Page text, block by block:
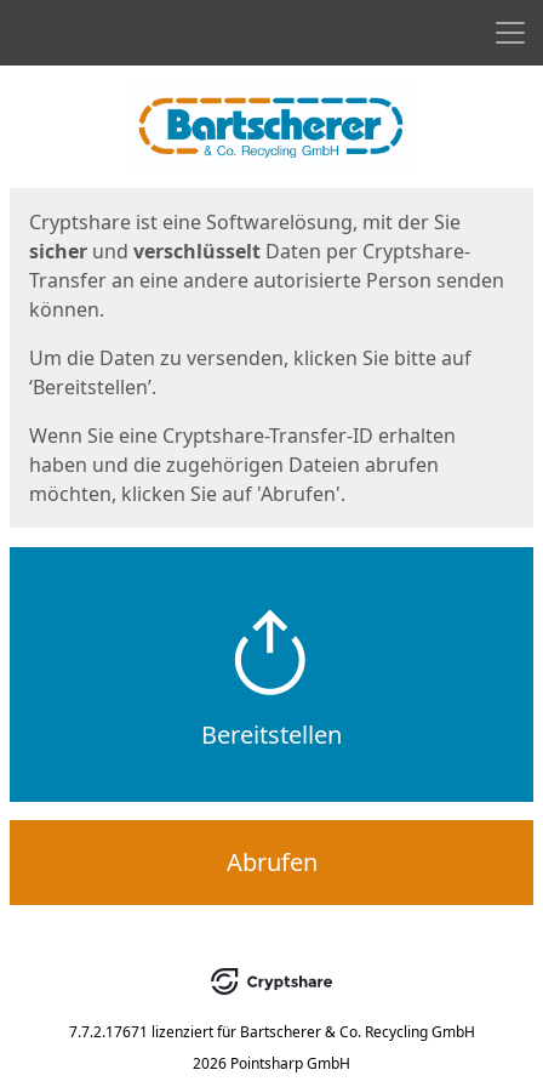
Cryptshare ist eine Softwarelösung, mit der Sie
sicher und verschlüsselt Daten per Cryptshare-
Transfer an eine andere autorisierte Person senden
können.
Um die Daten zu versenden, klicken Sie bitte auf
‘Bereitstellen’.
Wenn Sie eine Cryptshare-Transfer-ID erhalten
haben und die zugehörigen Dateien abrufen
möchten, klicken Sie auf 'Abrufen'.
Bereitstellen
Abrufen
7.7.2.17671 lizenziert für Bartscherer & Co. Recycling GmbH
2026 Pointsharp GmbH